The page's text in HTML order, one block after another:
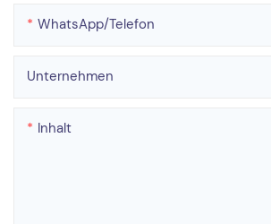
WhatsApp/Telefon
Unternehmen
Inhalt